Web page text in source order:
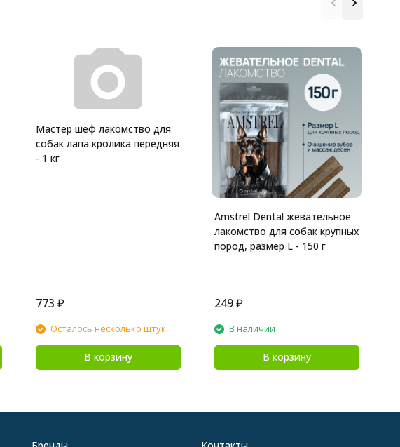
Мастер шеф лакомство для
собак лапа кролика передняя
- 1 кг
773 ₽
Осталось несколько штук
В корзину
Amstrel Dental жевательное
лакомство для собак крупных
пород, размер L - 150 г
249₽
В наличии
В корзину